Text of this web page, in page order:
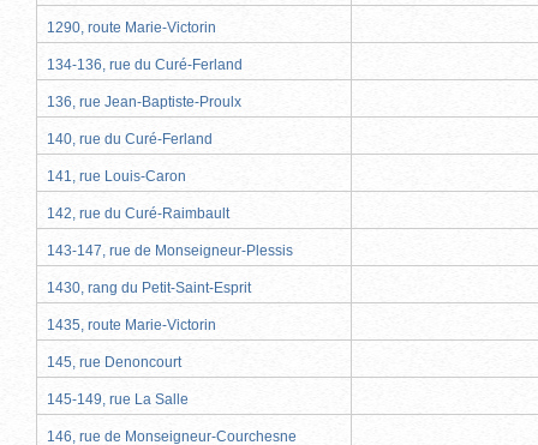
1290, route Marie-Victorin
134-136, rue du Curé-Ferland
136, rue Jean-Baptiste-Proulx
140, rue du Curé-Ferland
141, rue Louis-Caron
142, rue du Curé-Raimbault
143-147, rue de Monseigneur-Plessis
1430, rang du Petit-Saint-Esprit
1435, route Marie-Victorin
145, rue Denoncourt
145-149, rue La Salle
146, rue de Monseigneur-Courchesne